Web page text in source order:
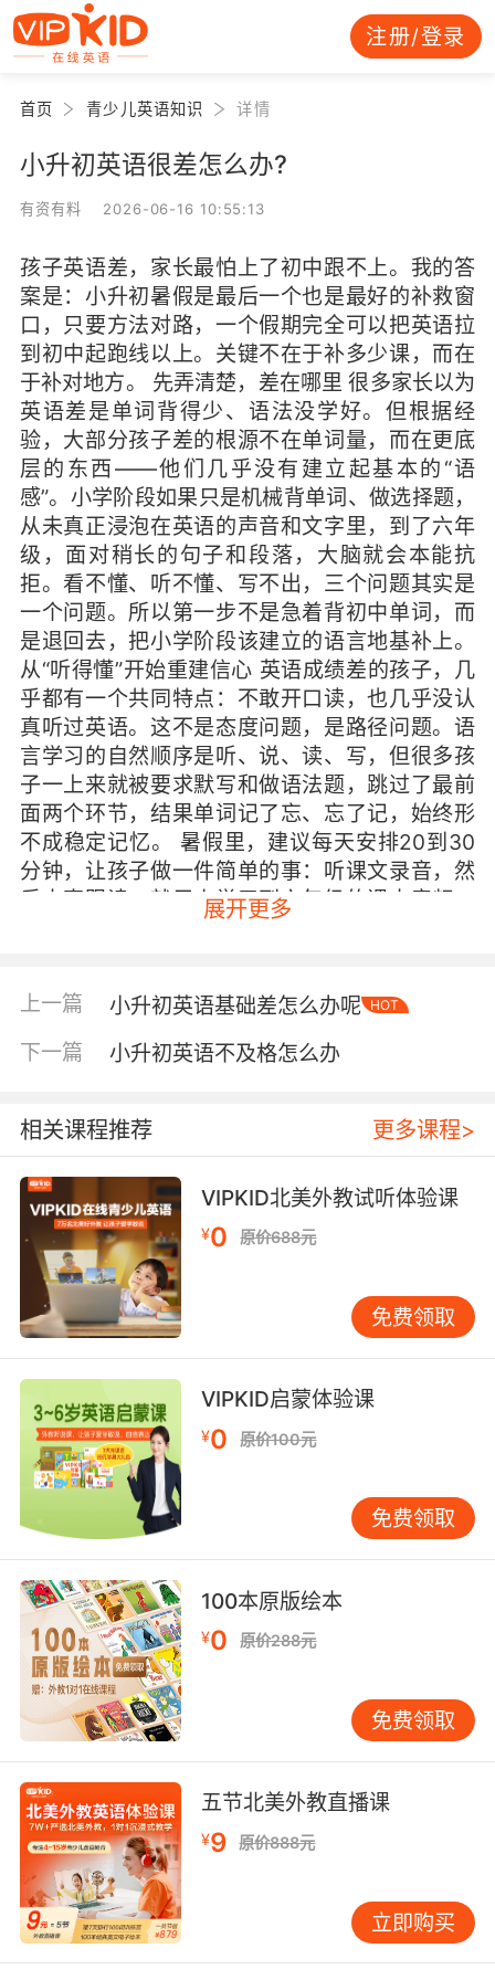
注册/登录
首页 青少儿英语知识 详情
小升初英语很差怎么办?
有资有料 2026-06-16 10:55:13
孩子英语差，家长最怕上了初中跟不上。我的答
案是：小升初暑假是最后一个也是最好的补救窗
口，只要方法对路，一个假期完全可以把英语拉
到初中起跑线以上。关键不在于补多少课，而在
于补对地方。 先弄清楚，差在哪里 很多家长以为
英语差是单词背得少、语法没学好。但根据经
验，大部分孩子差的根源不在单词量，而在更底
层的东西——他们几乎没有建立起基本的“语
感”。小学阶段如果只是机械背单词、做选择题，
从未真正浸泡在英语的声音和文字里，到了六年
级，面对稍长的句子和段落，大脑就会本能抗
拒。看不懂、听不懂、写不出，三个问题其实是
一个问题。所以第一步不是急着背初中单词，而
是退回去，把小学阶段该建立的语言地基补上。
从“听得懂”开始重建信心 英语成绩差的孩子，几
乎都有一个共同特点：不敢开口读，也几乎没认
真听过英语。这不是态度问题，是路径问题。语
言学习的自然顺序是听、说、读、写，但很多孩
子一上来就被要求默写和做语法题，跳过了最前
面两个环节，结果单词记了忘、忘了记，始终形
不成稳定记忆。 暑假里，建议每天安排20到30
分钟，让孩子做一件简单的事：听课文录音，然
后大声跟读。就用小学三到六年级的课本音频，
一天一小段，反复听、反复跟读，直到能不看课
语，实际是在帮大脑建立“英语声音”和“文字意思”
之间的快速连接。这个连接一旦建立，背单词的
效率会明显提升，因为孩子不再是一个字母一个
字母地死记，而是靠声音线索辅助记忆。 词汇和
个，效果往往很差。孤立背下来的单词，孩子既
不知道怎么用，也记不牢。更推荐的方式是“在阅
读中积累词汇”。找一些适合小升初孩子的分级读
物或带音频的简易故事，难度控制在能读懂七八
成。读的时候不要一遇生词就查，先根据上下文
猜意思，读完一小段再回头查两三个真正影响理
解的关键词。因为有故事情境支撑，这样记下来
的单词比单词表牢固得多。 阅读材料不必追求“初
中水平”或“原版读物”，适合的才是最好的。孩子
读得下去、愿意读，比什么都重要。哪怕一开始
读的是小学三四年级难度的内容，只要读进去
了，就是在积累。 语法别急着“系统学” 很多家长
想让孩子暑假提前过一遍初中语法，这个想法可
以理解，但不建议作为重点。语法规则是建立在
大量语言输入基础上的总结。孩子脑子里没有足
够的英语句子储备，直接学规则就像还没见过几
条河就去学水利工程，学完了也不知道这些规则
到底在说什么。 暑假里语法可以碰，但方式要
轻。比如在跟读和阅读中，遇到反复出现的句
式，家长可以随口点一句：“你看，‘他正在跑
步’英语里是‘He is running’，‘她正在唱歌’是‘She
is singing’，它们都有一个‘is’加一个带‘ing’的
词，这就是英语里说‘正在做某事’的办法。”在真
实语境里顺带提一句，孩子更容易理解，也不会
觉得语法可怕。 给孩子一个“不怕英语”的心理起
点 六年级的孩子已经很有自尊心。英语差这件
事，在学校里可能已被批评或比较过，孩子心里
是清楚的，也是难受的。如果暑假家长再摆出“你
英语太差了必须恶补”的姿态，孩子很容易抵触甚
至自我放弃。建议把暑假的英语学习尽量做得“不
展开更多
上一篇 小升初英语基础差怎么办呢 HOT
下一篇 小升初英语不及格怎么办
相关课程推荐 更多课程>
VIPKID北美外教试听体验课
¥0 原价688元
免费领取
VIPKID启蒙体验课
¥0 原价100元
免费领取
100本原版绘本
¥0 原价288元
免费领取
五节北美外教直播课
¥9 原价888元
立即购买